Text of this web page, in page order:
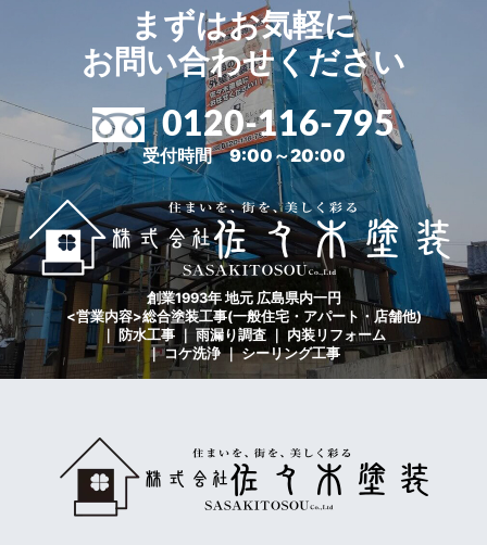
まずはお気軽に
お問い合わせください
0120-116-795
受付時間 9:00～20:00
創業1993年 地元 広島県内一円
<営業内容>総合塗装工事(一般住宅・アパート・店舗他)
｜ 防水工事 ｜ 雨漏り調査 ｜ 内装リフォーム
｜ コケ洗浄 ｜ シーリング工事